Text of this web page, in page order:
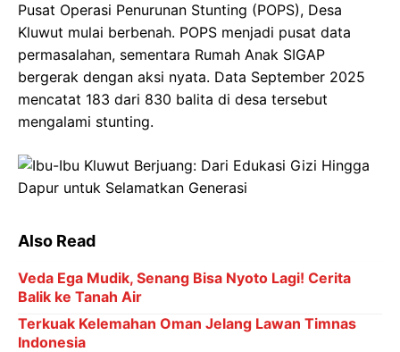
Pusat Operasi Penurunan Stunting (POPS), Desa
Kluwut mulai berbenah. POPS menjadi pusat data
permasalahan, sementara Rumah Anak SIGAP
bergerak dengan aksi nyata. Data September 2025
mencatat 183 dari 830 balita di desa tersebut
mengalami stunting.
Also Read
Veda Ega Mudik, Senang Bisa Nyoto Lagi! Cerita
Balik ke Tanah Air
Terkuak Kelemahan Oman Jelang Lawan Timnas
Indonesia